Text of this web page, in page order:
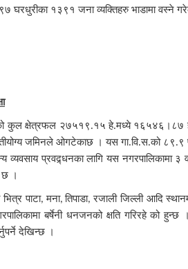
घरधुरीका १३९१ जना व्यक्तिहरु भाडामा वस्ने
कुल क्षेत्रफल २७५१९.१५ हे.मध्ये
जमिनले ओगटेकाछ । यस गा.वि.स.को ८९.९
प्रवद्र्धनका लागि यस नगरपालिकामा ३
छ ।
पाटा,मना,तिपाडा,रजाली जिल्ली आदि
बर्षेनी धनजनको क्षति गरिरहे को
देखिन्छ ।